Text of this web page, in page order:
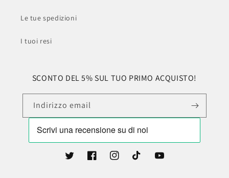
Le tue spedizioni
I tuoi resi
SCONTO DEL 5% SUL TUO PRIMO ACQUISTO!
Indirizzo email
TwitterFacebookInstagramTikTok YouTube